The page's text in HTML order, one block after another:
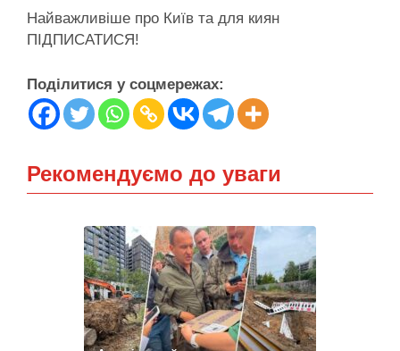
Найважливіше про Київ та для киян
ПІДПИСАТИСЯ!
Поділитися у соцмережах:
Рекомендуємо до уваги